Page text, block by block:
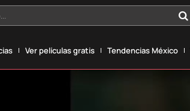
Ver películas gratis Tendencias México